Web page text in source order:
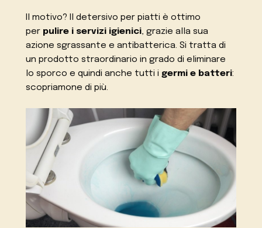
Il motivo? Il detersivo per piatti è ottimo
per pulire i servizi igienici, grazie alla sua
azione sgrassante e antibatterica. Si tratta di
un prodotto straordinario in grado di eliminare
lo sporco e quindi anche tutti i germi e batteri:
scopriamone di più.